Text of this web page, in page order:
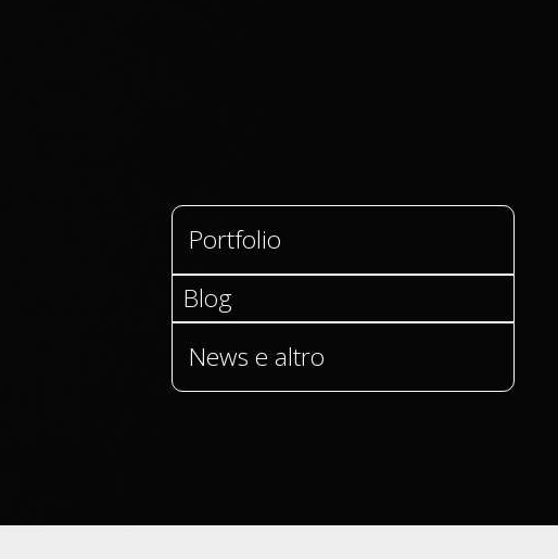
Portfolio
Blog
News e altro